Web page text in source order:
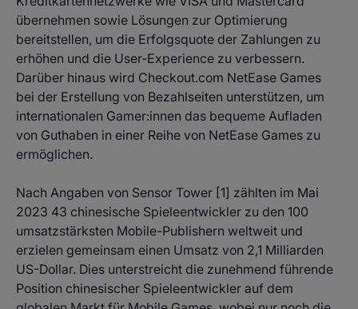
übernehmen sowie Lösungen zur Optimierung
bereitstellen, um die Erfolgsquote der Zahlungen zu
erhöhen und die User-Experience zu verbessern.
Darüber hinaus wird Checkout.com NetEase Games
bei der Erstellung von Bezahlseiten unterstützen, um
internationalen Gamer:innen das bequeme Aufladen
von Guthaben in einer Reihe von NetEase Games zu
ermöglichen.
Nach Angaben von Sensor Tower [1] zählten im Mai
2023 43 chinesische Spieleentwickler zu den 100
umsatzstärksten Mobile-Publishern weltweit und
erzielen gemeinsam einen Umsatz von 2,1 Milliarden
US-Dollar. Dies unterstreicht die zunehmend führende
Position chinesischer Spieleentwickler auf dem